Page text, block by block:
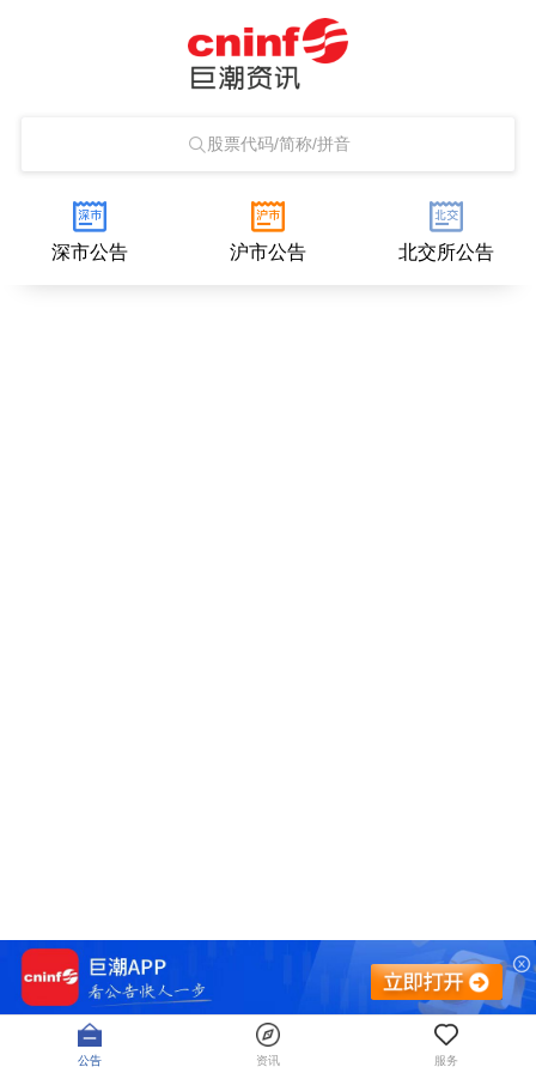
股票代码/简称/拼音
深市公告 沪市公告 北交所公告
公告 资讯 服务